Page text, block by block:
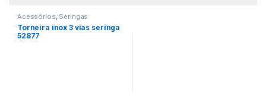
Acessórios, Seringas
Torneira inox 3 vias seringa
52877